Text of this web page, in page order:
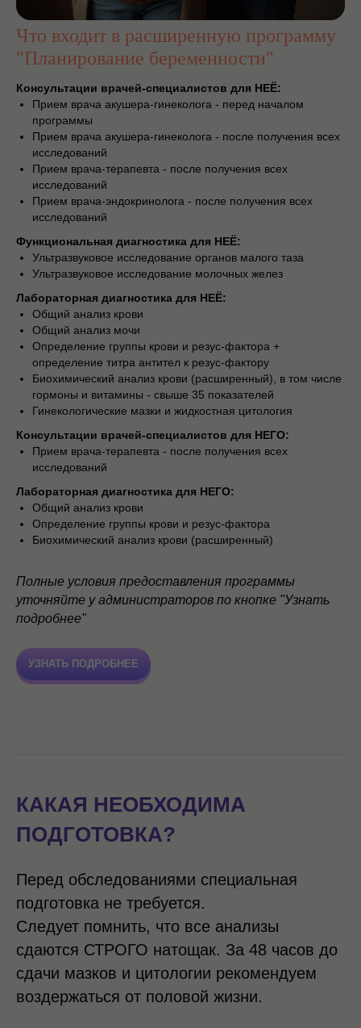
Что входит в расширенную программу
"Планирование беременности"
Консультации врачей-специалистов для НЕЁ:
Прием врача акушера-гинеколога - перед началом
программы
Прием врача акушера-гинеколога - после получения всех
исследований
Прием врача-терапевта - после получения всех
исследований
Прием врача-эндокринолога - после получения всех
исследований
Функциональная диагностика для НЕЁ:
Ультразвуковое исследование органов малого таза
Ультразвуковое исследование молочных желез
Лабораторная диагностика для НЕЁ:
Общий анализ крови
Общий анализ мочи
Определение группы крови и резус-фактора +
определение титра антител к резус-фактору
Биохимический анализ крови (расширенный), в том числе
гормоны и витамины - свыше 35 показателей
Гинекологические мазки и жидкостная цитология
Консультации врачей-специалистов для НЕГО:
Прием врача-терапевта - после получения всех
исследований
Лабораторная диагностика для НЕГО:
Общий анализ крови
Определение группы крови и резус-фактора
Биохимический анализ крови (расширенный)
Полные условия предоставления программы
уточняйте у администраторов по кнопке "Узнать
подробнее"
УЗНАТЬ ПОДРОБНЕЕ
КАКАЯ НЕОБХОДИМА
ПОДГОТОВКА?
Перед обследованиями специальная
подготовка не требуется.
Следует помнить, что все анализы
сдаются СТРОГО натощак. За 48 часов до
сдачи мазков и цитологии рекомендуем
воздержаться от половой жизни.